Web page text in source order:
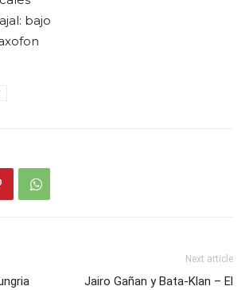
bajo
Next article
Jairo Gañan y Bata-Klan – El